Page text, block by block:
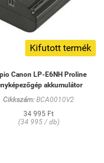
Kifutott termék
Canon LP-E6NH Proline
akkumulátor
Cikkszám: BCA0010V2
34 995 Ft
(34 995 / db)